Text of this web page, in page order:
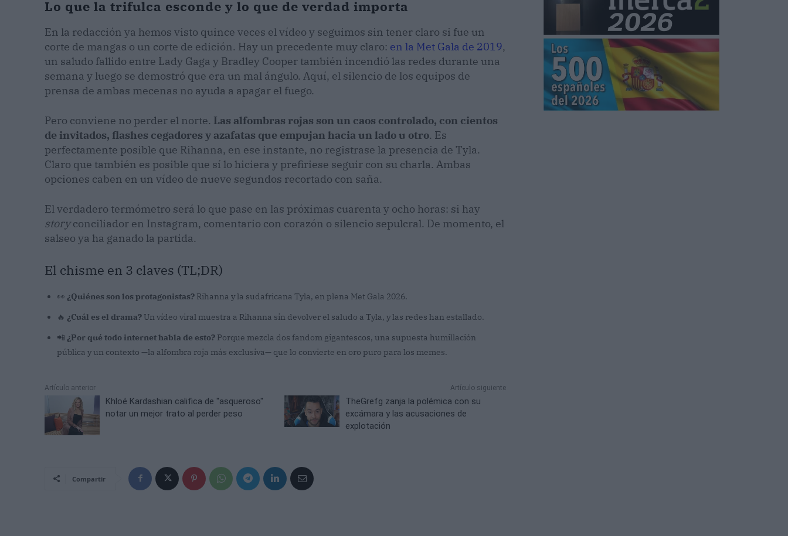
Lo que la trifulca esconde y lo que de verdad importa
En la redacción ya hemos visto quince veces el vídeo y seguimos sin tener claro si fue un
corte de mangas o un corte de edición. Hay un precedente muy claro: en la Met Gala de 2019,
un saludo fallido entre Lady Gaga y Bradley Cooper también incendió las redes durante una
semana y luego se demostró que era un mal ángulo. Aquí, el silencio de los equipos de
prensa de ambas mecenas no ayuda a apagar el fuego.
Pero conviene no perder el norte. Las alfombras rojas son un caos controlado, con cientos
de invitados, flashes cegadores y azafatas que empujan hacia un lado u otro. Es
perfectamente posible que Rihanna, en ese instante, no registrase la presencia de Tyla.
Claro que también es posible que sí lo hiciera y prefiriese seguir con su charla. Ambas
opciones caben en un vídeo de nueve segundos recortado con saña.
El verdadero termómetro será lo que pase en las próximas cuarenta y ocho horas: si hay
storyconciliador en Instagram, comentario con corazón o silencio sepulcral. De momento, el
salseo ya ha ganado la partida.
El chisme en 3 claves (TL;DR)
👀 ¿Quiénes son los protagonistas? Rihanna y la sudafricana Tyla, en plena Met Gala 2026.
🔥 ¿Cuál es el drama? Un vídeo viral muestra a Rihanna sin devolver el saludo a Tyla, y las redes han estallado.
📲 ¿Por qué todo internet habla de esto? Porque mezcla dos fandom gigantescos, una supuesta humillación
pública y un contexto —la alfombra roja más exclusiva— que lo convierte en oro puro para los memes.
Artículo anterior
Khloé Kardashian califica de "asqueroso"
notar un mejor trato al perder peso
Artículo siguiente
TheGrefg zanja la polémica con su
excámara y las acusaciones de
explotación
Compartir